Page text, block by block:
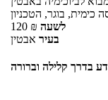
כימית, בוגר, הטכניון
120 ₪ לשעה
בעיר אבטין